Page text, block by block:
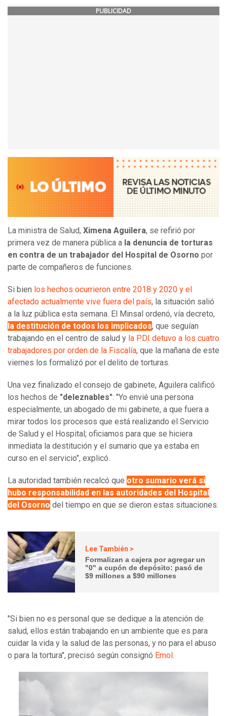
PUBLICIDAD
La ministra de Salud, Ximena Aguilera, se refirió por
primera vez de manera pública a la denuncia de torturas
en contra de un trabajador del Hospital de Osorno por
parte de compañeros de funciones.
Si bien los hechos ocurrieron entre 2018 y 2020 y el
afectado actualmente vive fuera del país, la situación salió
a la luz pública esta semana. El Minsal ordenó, vía decreto,
la destitución de todos los implicados, que seguían
trabajando en el centro de salud y la PDI detuvo a los cuatro
trabajadores por orden de la Fiscalía, que la mañana de este
viernes los formalizó por el delito de torturas.
Una vez finalizado el consejo de gabinete, Aguilera calificó
los hechos de "deleznables": "Yo envié una persona
especialmente, un abogado de mi gabinete, a que fuera a
mirar todos los procesos que está realizando el Servicio
de Salud y el Hospital; oficiamos para que se hiciera
inmediata la destitución y el sumario que ya estaba en
curso en el servicio", explicó.
La autoridad también recalcó que otro sumario verá si
hubo responsabilidad en las autoridades del Hospital
del Osorno del tiempo en que se dieron estas situaciones.
Lee También >
Formalizan a cajera por agregar un
"0" a cupón de depósito: pasó de
$9 millones a $90 millones
"Si bien no es personal que se dedique a la atención de
salud, ellos están trabajando en un ambiente que es para
cuidar la vida y la salud de las personas, y no para el abuso
o para la tortura", precisó según consignó Emol .